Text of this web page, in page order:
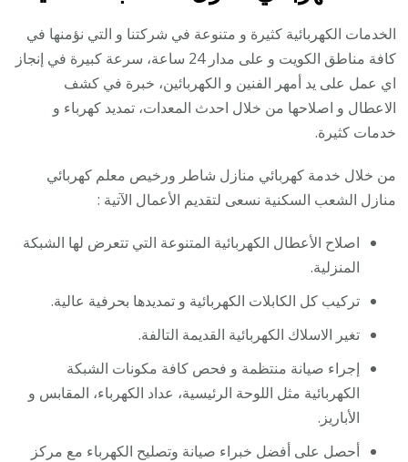
الخدمات الكهربائية كثيرة و متنوعة في شركتنا و التي نؤمنها في
كافة مناطق الكويت و على مدار 24 ساعة، سرعة كبيرة في إنجاز
اي عمل على يد أمهر الفنين و الكهربائين، خبرة في كشف
الاعطال و اصلاحها من خلال احدث المعدات، تمديد كهرباء و
خدمات كثيرة.
من خلال خدمة كهربائي منازل شاطر ورخيص معلم كهربائي
منازل الشعب السكنية نسعى لتقديم الأعمال الآتية :
اصلاح الأعطال الكهربائية المتنوعة التي تتعرض لها الشبكة
المنزلية.
تركيب كل الكابلات الكهربائية و تمديدها بحرفية عالية.
تغير الاسلاك الكهربائية القديمة التالفة.
إجراء صيانة منتظمة و فحص كافة مكونات الشبكة
الكهربائية مثل اللوحة الرئيسية، عداد الكهرباء، المقابس و
الأباريز.
أحصل على أفضل خبراء صيانة وتصليح الكهرباء مع مركز